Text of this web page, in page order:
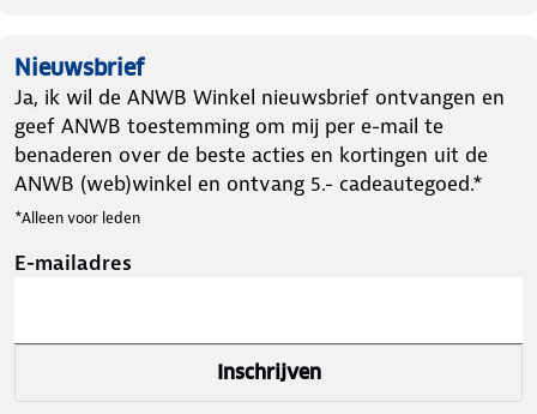
Nieuwsbrief
Ja, ik wil de ANWB Winkel nieuwsbrief ontvangen en
geef ANWB toestemming om mij per e-mail te
benaderen over de beste acties en kortingen uit de
ANWB (web)winkel en ontvang 5.- cadeautegoed.*
*Alleen voor leden
E-mailadres
Inschrijven